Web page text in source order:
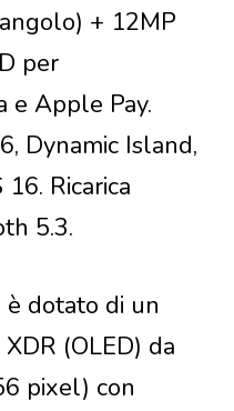
+ 12MP
per
e Apple Pay.
Dynamic Island,
Ricarica
5.3.
è dotato di un
(OLED) da
pixel) con